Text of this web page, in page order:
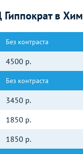
в
Без контраста
4500 р.
Без контраста
3450 р.
1850 р.
1850 р.